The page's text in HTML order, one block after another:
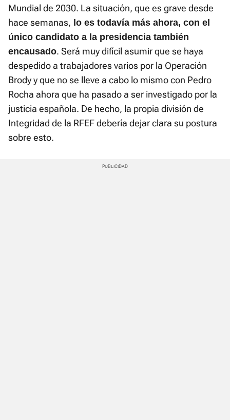
Mundial de 2030. La situación, que es grave desde
hace semanas, lo es todavía más ahora, con el
único candidato a la presidencia también
encausado. Será muy difícil asumir que se haya
despedido a trabajadores varios por la Operación
Brody y que no se lleve a cabo lo mismo con Pedro
Rocha ahora que ha pasado a ser investigado por la
justicia española. De hecho, la propia división de
Integridad de la RFEF debería dejar clara su postura
sobre esto.